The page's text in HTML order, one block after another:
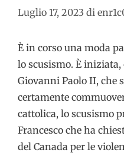
Luglio 17, 2023 di
È in corso una moda
lo scusismo. È iniziata,
Giovanni Paolo II, che
certamente
cattolica, lo scusismo
Francesco che ha
del Canada per le